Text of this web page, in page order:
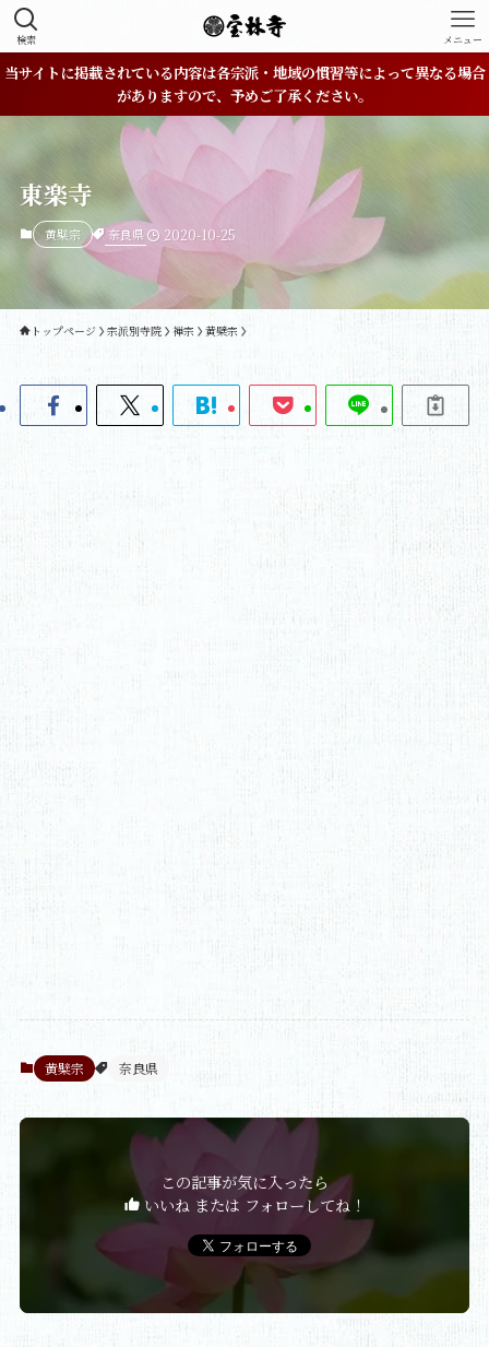
検索 メニュー
当サイトに掲載されている内容は各宗派・地域の慣習等によって異なる場合
がありますので、予めご了承ください。
東楽寺
黄檗宗 奈良県 2020-10-25
トップページ 宗派別寺院 禅宗 黄檗宗
黄檗宗 奈良県
この記事が気に入ったら
いいね または フォローしてね！